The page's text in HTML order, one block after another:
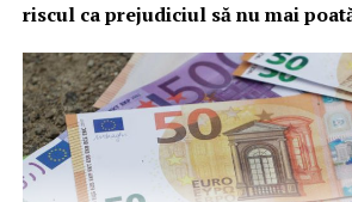
riscul ca prejudiciul să nu mai